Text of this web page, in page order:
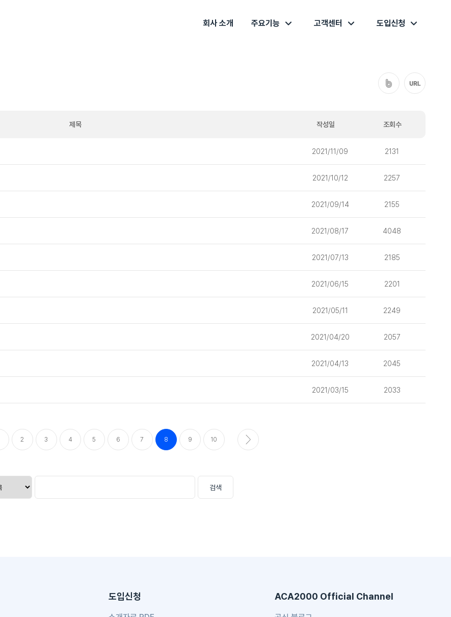
회사 소개 주요기능 고객센터 도입신청
제목 작성일 조회수
2021/11/09 2131
2021/10/12 2257
2021/09/14 2155
2021/08/17 4048
2021/07/13 2185
2021/06/15 2201
2021/05/11 2249
2021/04/20 2057
2021/04/13 2045
2021/03/15 2033
2 3 4 5 6 7 8 9 10
검색
도입신청 ACA2000 Official Channel